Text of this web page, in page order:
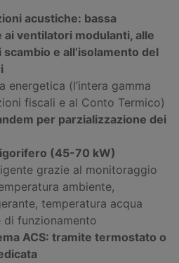
acustiche: bassa
ventilatori modulanti, alle
e all’isolamento del
energetica (l’intera gamma
fiscali e al Conto Termico)
per parzializzazione dei
(45-70 kW)
grazie al monitoraggio
ambiente,
temperatura acqua
funzionamento
ACS: tramite termostato o